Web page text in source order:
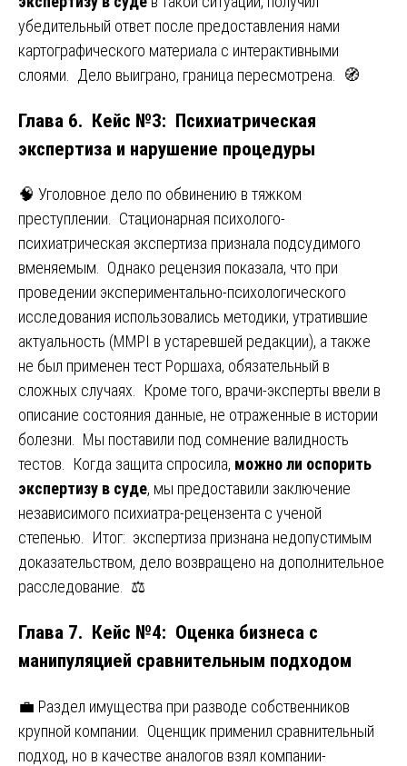
убедительный ответ после предоставления нами
картографического материала с интерактивными
слоями. Дело выиграно, граница пересмотрена. 🧭
Глава 6. Кейс №3: Психиатрическая
экспертиза и нарушение процедуры
🧠 Уголовное дело по обвинению в тяжком
преступлении. Стационарная психолого-
психиатрическая экспертиза признала подсудимого
вменяемым. Однако рецензия показала, что при
проведении экспериментально-психологического
исследования использовались методики, утратившие
актуальность (MMPI в устаревшей редакции), а также
не был применен тест Роршаха, обязательный в
сложных случаях. Кроме того, врачи-эксперты ввели в
описание состояния данные, не отраженные в истории
болезни. Мы поставили под сомнение валидность
тестов. Когда защита спросила, можно ли оспорить
экспертизу в суде, мы предоставили заключение
независимого психиатра-рецензента с ученой
степенью. Итог: экспертиза признана недопустимым
доказательством, дело возвращено на дополнительное
расследование. ⚖️
Глава 7. Кейс №4: Оценка бизнеса с
манипуляцией сравнительным подходом
💼 Раздел имущества при разводе собственников
крупной компании. Оценщик применил сравнительный
подход, но в качестве аналогов взял компании-